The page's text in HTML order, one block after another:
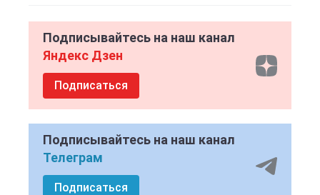
Подписывайтесь на наш канал
Яндекс Дзен
Подписаться
Подписывайтесь на наш канал
Телеграм
Подписаться